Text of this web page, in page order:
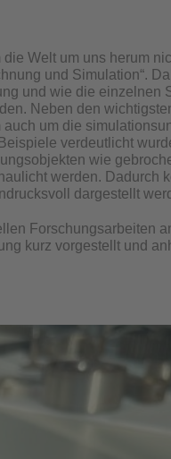
Welt um uns herum
und Simulation“.
und wie die einzelnen
Neben den
um die
verdeutlicht
wie
werden. Dadurch
dargestellt
Forschungsarbeiten
kurz vorgestellt und